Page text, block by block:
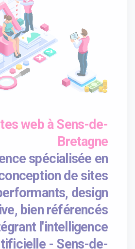
web à Sens-de-
Bretagne
spécialisée en
de sites
design
bien référencés
l'intelligence
- Sens-de-